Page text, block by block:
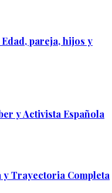
pareja, hijos y
y Activista Española
Trayectoria Completa